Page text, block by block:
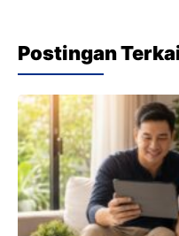
Postingan